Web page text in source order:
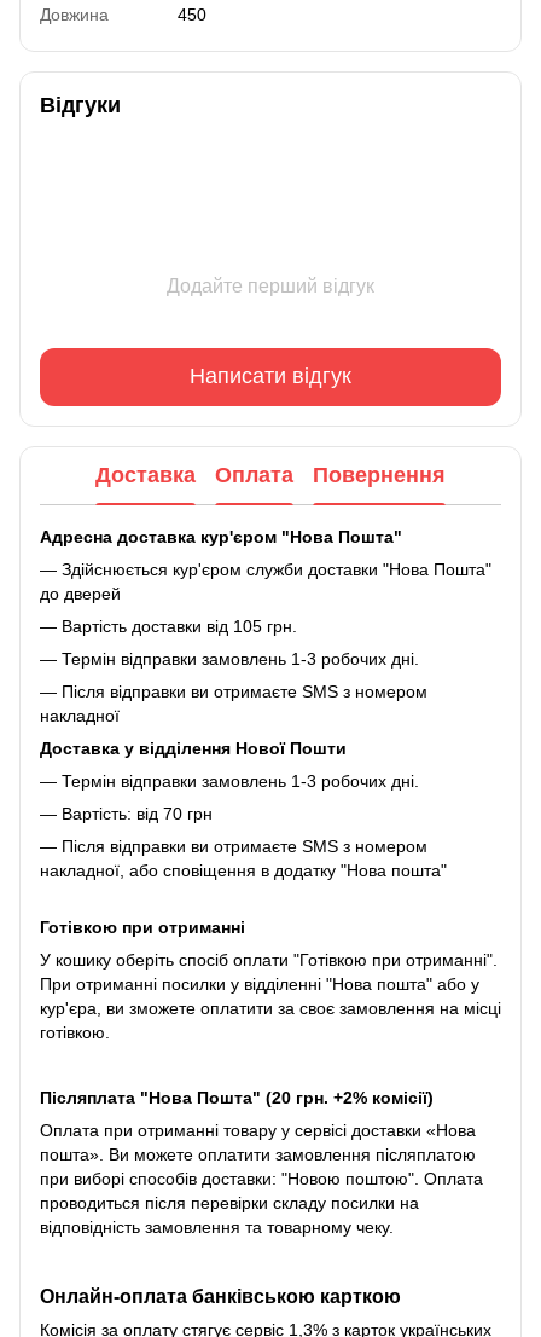
Довжина 450
Відгуки
Додайте перший відгук
Написати відгук
Доставка Оплата Повернення
Адресна доставка кур'єром "Нова Пошта"
— Здійснюється кур'єром служби доставки "Нова Пошта"
до дверей
— Вартість доставки від 105 грн.
— Термін відправки замовлень 1-3 робочих дні.
— Після відправки ви отримаєте SMS з номером
накладної
Доставка у відділення Нової Пошти
— Термін відправки замовлень 1-3 робочих дні.
— Вартість: від 70 грн
— Після відправки ви отримаєте SMS з номером
накладної, або сповіщення в додатку "Нова пошта"
Готівкою при отриманні
У кошику оберіть спосіб оплати "Готівкою при отриманні".
При отриманні посилки у відділенні "Нова пошта" або у
кур'єра, ви зможете оплатити за своє замовлення на місці
готівкою.
Післяплата "Нова Пошта" (20 грн. +2% комісії)
Оплата при отриманні товару у сервісі доставки «Нова
пошта». Ви можете оплатити замовлення післяплатою
при виборі способів доставки: "Новою поштою". Оплата
проводиться після перевірки складу посилки на
відповідність замовлення та товарному чеку.
Онлайн-оплата банківською карткою
Комісія за оплату стягує сервіс 1,3% з карток українських